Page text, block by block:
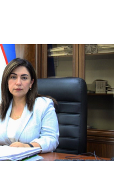
Barchangizni 30-iyun – Yoshlar kuni munosabati bilan chin yurakdan tabriklayman!